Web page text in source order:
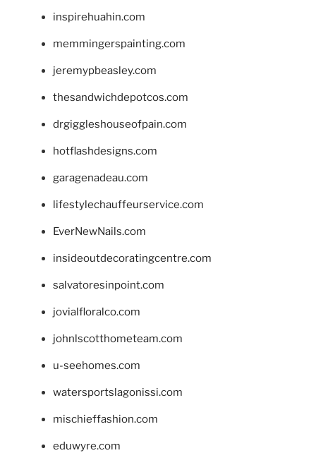
inspirehuahin.com
memmingerspainting.com
jeremypbeasley.com
thesandwichdepotcos.com
drgiggleshouseofpain.com
hotflashdesigns.com
garagenadeau.com
lifestylechauffeurservice.com
EverNewNails.com
insideoutdecoratingcentre.com
salvatoresinpoint.com
jovialfloralco.com
johnlscotthometeam.com
u-seehomes.com
watersportslagonissi.com
mischieffashion.com
eduwyre.com